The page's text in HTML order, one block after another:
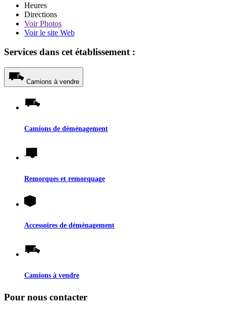
Heures
Directions
VoirPhotos
Voir le site Web
Services dans cet établissement :
Camions à vendre
Camions de déménagement
Remorques et remorquage
Accessoires de déménagement
Camions à vendre
Pour nous contacter